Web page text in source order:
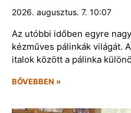
2026. augusztus. 7. 10:07
Az utóbbi időben egyre
kézműves pálinkák világát.
italok között a pálinka
BŐVEBBEN »